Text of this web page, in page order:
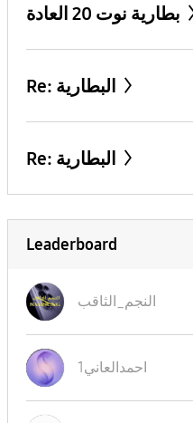
Leaderboard
النجم_الثاقب
1احمدالعاني